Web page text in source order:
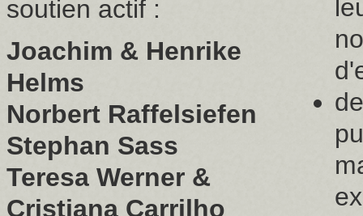
soutien actif :
Joachim & Henrike
Helms
Norbert Raffelsiefen
Stephan Sass
Teresa Werner &
Cristiana Carrilho